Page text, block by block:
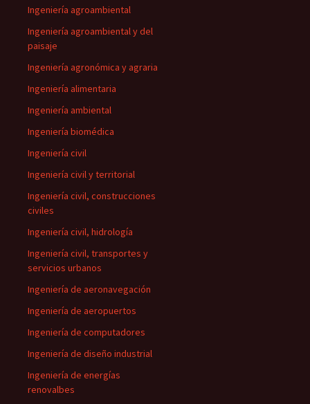
Ingeniería agroambiental
Ingeniería agroambiental y del
paisaje
Ingeniería agronómica y agraria
Ingeniería alimentaria
Ingeniería ambiental
Ingeniería biomédica
Ingeniería civil
Ingeniería civil y territorial
Ingeniería civil, construcciones
civiles
Ingeniería civil, hidrología
Ingeniería civil, transportes y
servicios urbanos
Ingeniería de aeronavegación
Ingeniería de aeropuertos
Ingeniería de computadores
Ingeniería de diseño industrial
Ingeniería de energías
renovalbes